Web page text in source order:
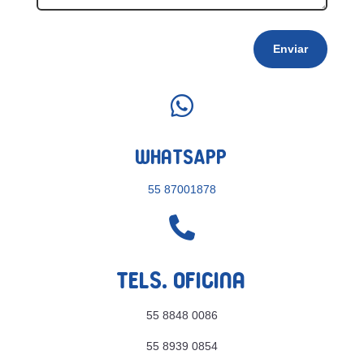
Enviar

WhatsApp
55 87001878

Tels. Oficina
55 8848 0086
55 8939 0854